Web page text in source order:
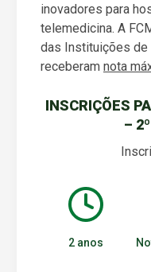
inovadores para
telemedicina. A
das Instituições de
receberam nota
INSCRIÇÕES
–
2 anos